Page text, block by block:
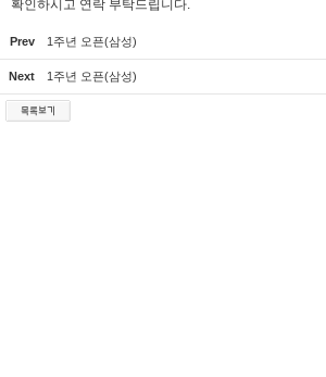
확인하시고 연락 부탁드립니다.
Prev 1주년 오픈(삼성)
Next 1주년 오픈(삼성)